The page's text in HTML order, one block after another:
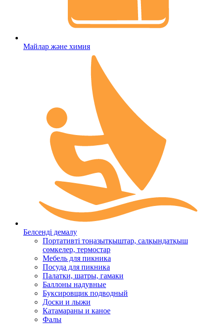
Майлар және химия
Белсенді демалу
Портативті тоңазытқыштар, салқындатқыш
сөмкелер, термостар
Мебель для пикника
Посуда для пикника
Палатки, шатры, гамаки
Баллоны надувные
Буксировщик подводный
Доски и лыжи
Катамараны и каное
Фалы